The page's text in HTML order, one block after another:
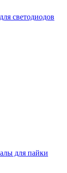
светодиодов
для пайки